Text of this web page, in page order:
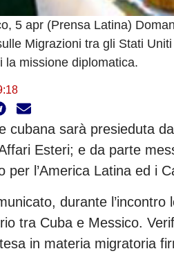
5 apr (Prensa Latina)
Migrazioni tra gli Stati
la missione diplomatica.
cubana sarà presieduta
Esteri; e da parte
per l’America Latina ed i
durante
tra Cuba e Messico.
in materia migratoria